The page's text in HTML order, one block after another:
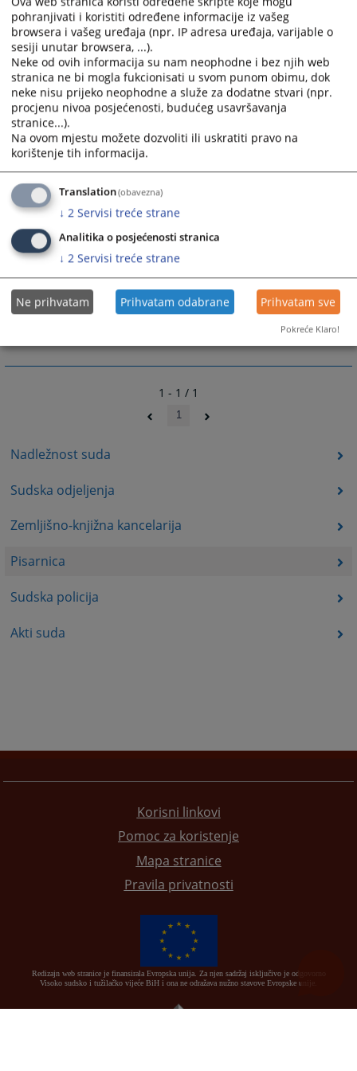
Nadležnost suda
Sudska odjeljenja
Zemljišno-knjižna kancelarija
Pisarnica
Sudska policija
Akti suda
- dostavljanje predmeta višem sudu po žalbi,
- deponovanje spisa u arhivu i uništavanje
bezvrijednog registraturskog materijala i
- izdavanje uvjerenja o činjenicama o kojima sud vodi
evidenciju (vidi Uvjerenja i potvrde).
Ove poslove obavljaju zaposleni na radnim mjestima
Referenta za unos dokumenata, Referenta za
upravljanje predmetima, Referenta za otpremu pošte i
Referenta za pružanje informacija.
Sudska pisarnica, odnosno prijemne kancelarije dva
ureda sudske pisarnice rad sa strankama obavljaju u
periodu 08:00 do 15:30 sati, izuzev u periodu korištenja
pauze od 10:00 do 10:30 sati.
1 - 1 / 1
1
Korisni linkovi
Pomoc za koristenje
Mapa stranice
Pravila privatnosti
Redizajn web stranice je finansirala Evropska unija. Za njen sadržaj isključivo je odgovorno
Visoko sudsko i tužilačko vijeće BiH i ona ne odražava nužno stavove Evropske unije.
pohranjivati i koristiti određene informacije iz vašeg
browsera i vašeg uređaja (npr. IP adresa uređaja, varijable o
sesiji unutar browsera, ...).
Neke od ovih informacija su nam neophodne i bez njih web
stranica ne bi mogla fukcionisati u svom punom obimu, dok
neke nisu prijeko neophodne a služe za dodatne stvari (npr.
procjenu nivoa posjećenosti, budućeg usavršavanja
stranice...).
Na ovom mjestu možete dozvoliti ili uskratiti pravo na
korištenje tih informacija.
Translation(obavezna)
↓ 2 Servisi treće strane
Analitika o posjećenosti stranica
↓ 2 Servisi treće strane
Ne prihvatam Prihvatam odabrane Prihvatam sve
Pokreće Klaro!